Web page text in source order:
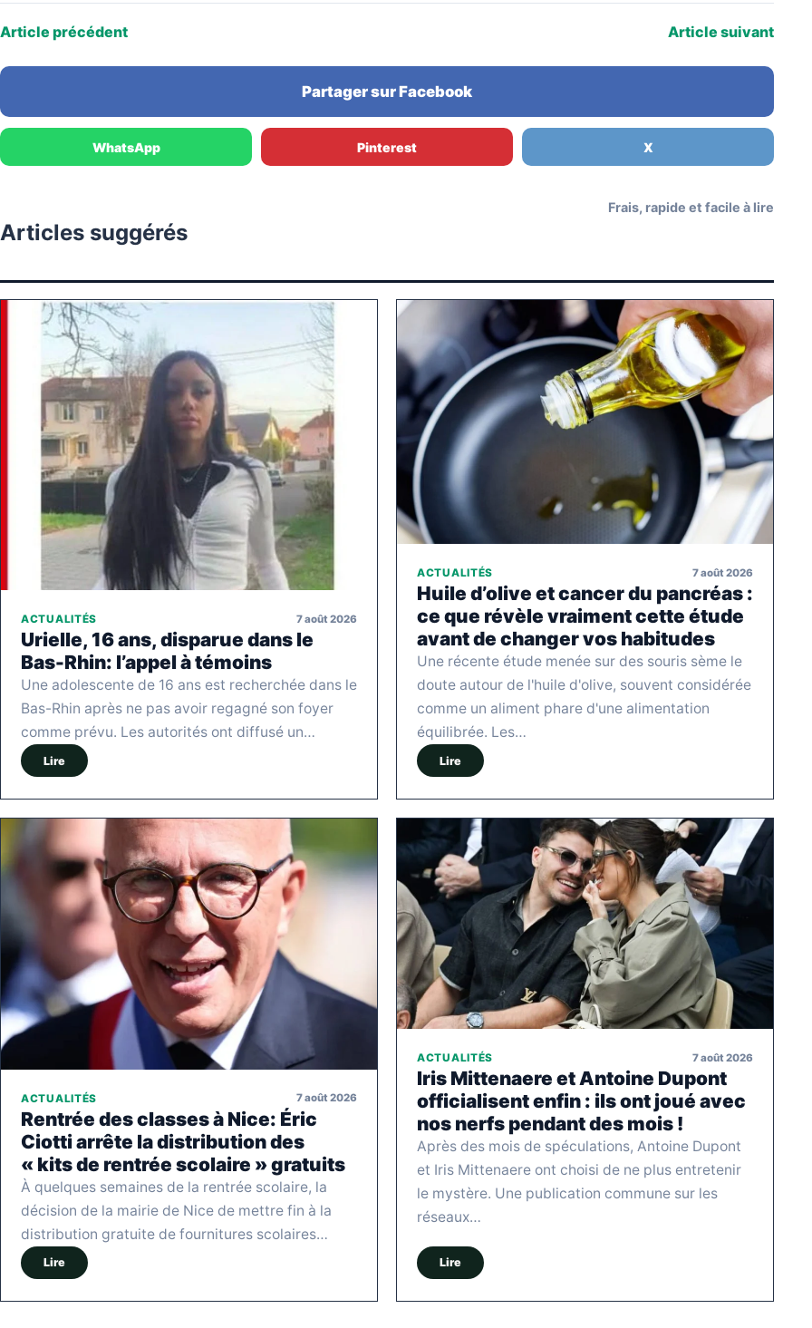
Article précédent Article suivant
Partager sur Facebook
WhatsApp Pinterest X
Articles suggérés
Frais, rapide et facile à lire
ACTUALITÉS 7 août 2026
Urielle, 16 ans, disparue dans le
Bas-Rhin: l’appel à témoins
Une adolescente de 16 ans est recherchée dans le
Bas-Rhin après ne pas avoir regagné son foyer
comme prévu. Les autorités ont diffusé un…
Lire
ACTUALITÉS 7 août 2026
Huile d’olive et cancer du pancréas :
ce que révèle vraiment cette étude
avant de changer vos habitudes
Une récente étude menée sur des souris sème le
doute autour de l'huile d'olive, souvent considérée
comme un aliment phare d'une alimentation
équilibrée. Les…
Lire
ACTUALITÉS 7 août 2026
Rentrée des classes à Nice: Éric
Ciotti arrête la distribution des
« kits de rentrée scolaire » gratuits
À quelques semaines de la rentrée scolaire, la
décision de la mairie de Nice de mettre fin à la
distribution gratuite de fournitures scolaires…
Lire
ACTUALITÉS 7 août 2026
Iris Mittenaere et Antoine Dupont
officialisent enfin : ils ont joué avec
nos nerfs pendant des mois !
Après des mois de spéculations, Antoine Dupont
et Iris Mittenaere ont choisi de ne plus entretenir
le mystère. Une publication commune sur les
réseaux…
Lire